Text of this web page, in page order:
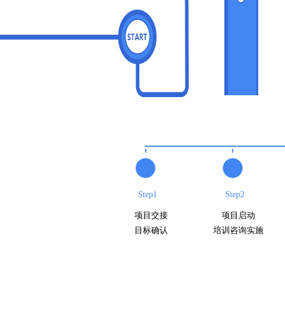
Step1
项目交接
目标确认
Step2
项目启动
培训咨询实施